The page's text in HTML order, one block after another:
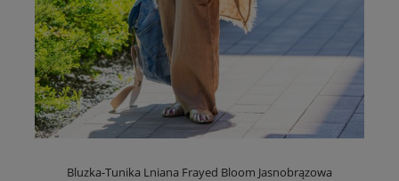
Bluzka-Tunika Lniana Frayed Bloom Jasnobrązowa